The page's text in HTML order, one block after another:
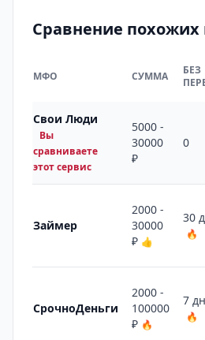
Сравнение
МФО СУММА
БЕЗ
Свои Люди
Вы
сравниваете
этот сервис
5000 -
30000
₽
0
Займер
2000 -
30000
₽ 👍
30
🔥
СрочноДеньги
2000 -
100000
₽ 🔥
7
🔥